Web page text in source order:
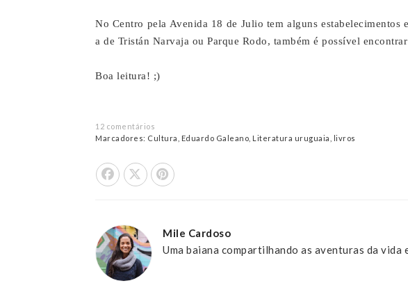
No Centro pela Avenida 18 de Julio tem alguns estabelecimentos
a de Tristán Narvaja ou Parque Rodo, também é possível
Boa leitura! ;)
12 comentários
Marcadores: Cultura Eduardo Galeano Literatura uruguaia livros
Share On Facebook
Tweet This
Mile Cardoso
Uma baiana compartilhando as aventuras da vida